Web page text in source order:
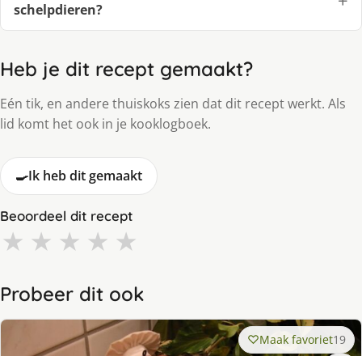
schelpdieren?
Heb je dit recept gemaakt?
Eén tik, en andere thuiskoks zien dat dit recept werkt. Als
lid komt het ook in je kooklogboek.
🍳Ik heb dit gemaakt
Beoordeel dit recept
★ ★ ★ ★ ★
Probeer dit ook
Maak favoriet19